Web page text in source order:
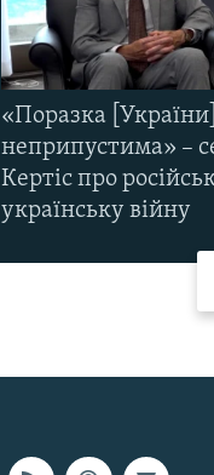
«Поразка [України]
неприпустима» –
Кертіс про
українську війну